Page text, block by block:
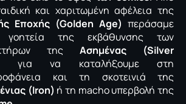
και χαριτωμένη αφέλεια της
Εποχής (Golden Age) περάσαμε
γοητεία της εκβάθυνσης των
της Ασημένας (Silver
για να καταλήξουμε στη
και τη σκοτεινιά της
(Iron) ή τη macho υπερβολή της